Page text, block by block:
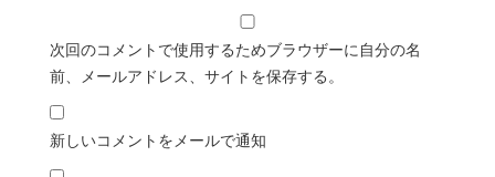
次回のコメントで使用するためブラウザーに自分の名
前、メールアドレス、サイトを保存する。
新しいコメントをメールで通知